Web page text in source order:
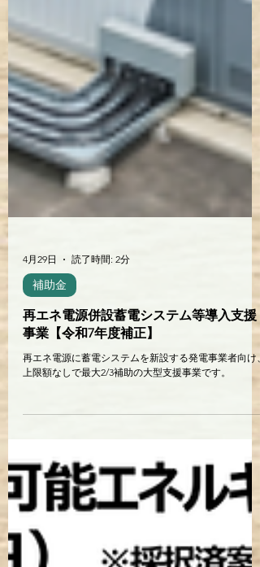
4月29日 読了時間: 2分
補助金
再エネ電源併設蓄電システム等導入支援
事業【令和7年度補正】
上限額なしで最大2/3補助の大型支援事業です。